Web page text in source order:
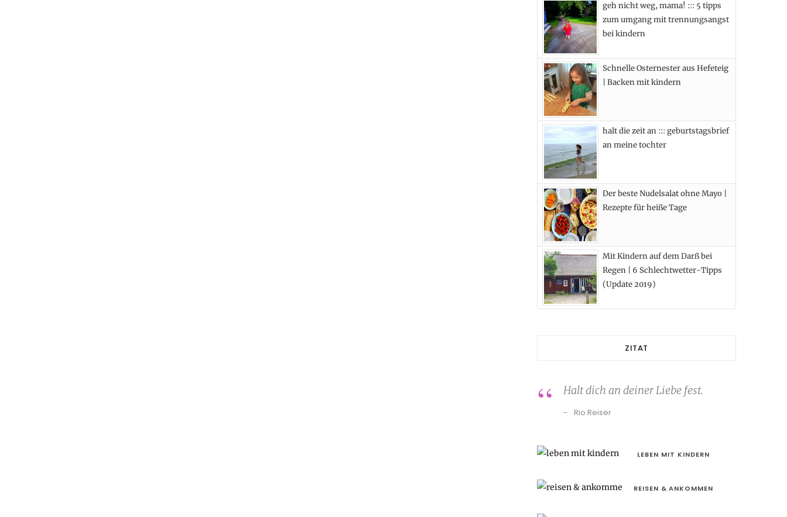
b
o
o
k
i
t
e
a
a
e
s
geh nicht weg, mama! ::: 5 tipps
zum umgang mit trennungsangst
bei kindern
Schnelle Osternester aus Hefeteig
| Backen mit kindern
halt die zeit an ::: geburtstagsbrief
an meine tochter
Der beste Nudelsalat ohne Mayo |
Rezepte für heiße Tage
Mit Kindern auf dem Darß bei
Regen | 6 Schlechtwetter-Tipps
(Update 2019)
ZITAT
Halt dich an deiner Liebe fest.
Rio Reiser
LEBEN MIT KINDERN
REISEN & ANKOMMEN